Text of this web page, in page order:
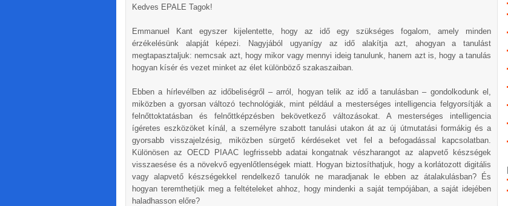
Kedves EPALE Tagok!
Emmanuel Kant egyszer kijelentette, hogy az idő egy szükséges fogalom, amely minden
érzékelésünk alapját képezi. Nagyjából ugyanígy az idő alakítja azt, ahogyan a tanulást
megtapasztaljuk: nemcsak azt, hogy mikor vagy mennyi ideig tanulunk, hanem azt is, hogy a tanulás
hogyan kísér és vezet minket az élet különböző szakaszaiban.
Ebben a hírlevélben az időbeliségről – arról, hogyan telik az idő a tanulásban – gondolkodunk el,
miközben a gyorsan változó technológiák, mint például a mesterséges intelligencia felgyorsítják a
felnőttoktatásban és felnőttképzésben bekövetkező változásokat. A mesterséges intelligencia
ígéretes eszközöket kínál, a személyre szabott tanulási utakon át az új útmutatási formákig és a
gyorsabb visszajelzésig, miközben sürgető kérdéseket vet fel a befogadással kapcsolatban.
Különösen az OECD PIAAC legfrissebb adatai kongatnak vészharangot az alapvető készségek
visszaesése és a növekvő egyenlőtlenségek miatt. Hogyan biztosíthatjuk, hogy a korlátozott digitális
vagy alapvető készségekkel rendelkező tanulók ne maradjanak le ebben az átalakulásban? És
hogyan teremthetjük meg a feltételeket ahhoz, hogy mindenki a saját tempójában, a saját idejében
haladhasson előre?